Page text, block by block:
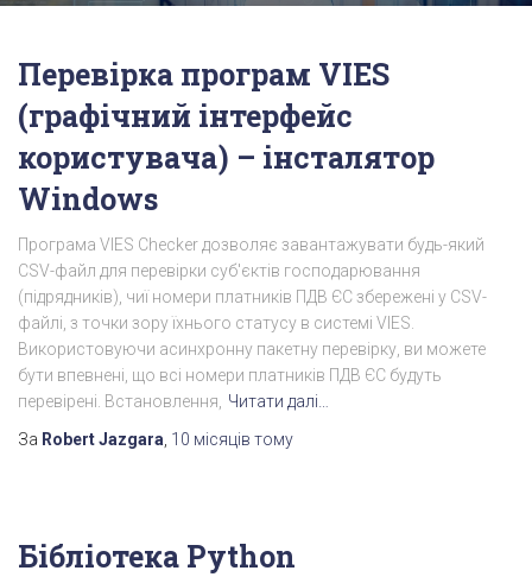
Перевірка програм VIES
(графічний інтерфейс
користувача) – інсталятор
Windows
Програма VIES Checker дозволяє завантажувати будь-який
CSV-файл для перевірки суб'єктів господарювання
(підрядників), чиї номери платників ПДВ ЄС збережені у CSV-
файлі, з точки зору їхнього статусу в системі VIES.
Використовуючи асинхронну пакетну перевірку, ви можете
бути впевнені, що всі номери платників ПДВ ЄС будуть
перевірені. Встановлення,
Читати далі…
За Robert Jazgara 10 місяців тому
Бібліотека Python